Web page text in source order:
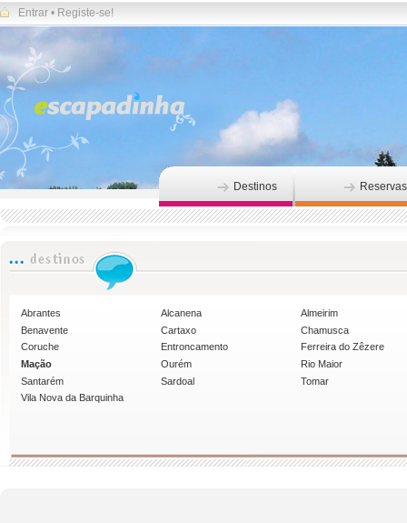
Entrar • Registe-se!
Destinos Reservas
Abrantes Alcanena
Almeirim
Benavente
Cartaxo
Chamusca
Coruche
Entroncamento
Ferreira do Zêzere
Mação
Ourém
Rio Maior
Santarém
Sardoal
Tomar
Vila Nova da Barquinha